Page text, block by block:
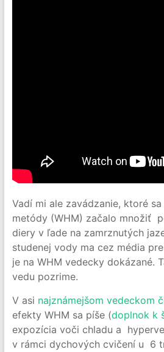
Vadí mi ale zavádzanie, ktoré
metódy (WHM) začalo množiť
diery v ľade na zamrznutých
studenej vody ma cez média
je na WHM vedecky dokázané.
vedu pozrime.
V asi najznámejšom vedeckom
efekty WHM sa píše (doplnok k
expozícia voči chladu a
v rámci dychových cvičení u 6